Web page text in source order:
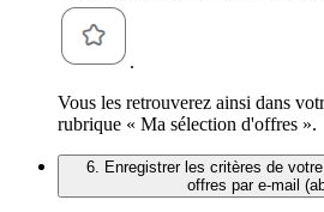
.
Vous les retrouverez ainsi dans
rubrique « Ma sélection d'offres ».
6. Enregistrer les critères de
offres par e-mail